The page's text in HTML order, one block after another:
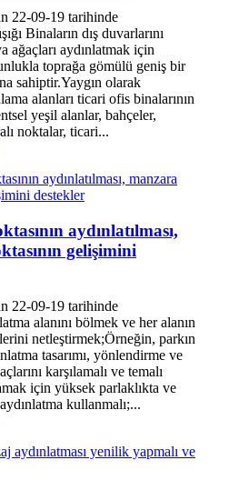
22-09-19 tarihinde
Binaların dış duvarlarını
ağaçları aydınlatmak için
toprağa gömülü geniş bir
sahiptir.Yaygın olarak
alanları ticari ofis binalarının
yeşil alanlar, bahçeler,
noktalar, ticari...
aydınlatılması,
gelişimini
22-09-19 tarihinde
alanını bölmek ve her alanın
netleştirmek;Örneğin, parkın
tasarımı, yönlendirme ve
karşılamalı ve temalı
için yüksek parlaklıkta ve
kullanmalı;...